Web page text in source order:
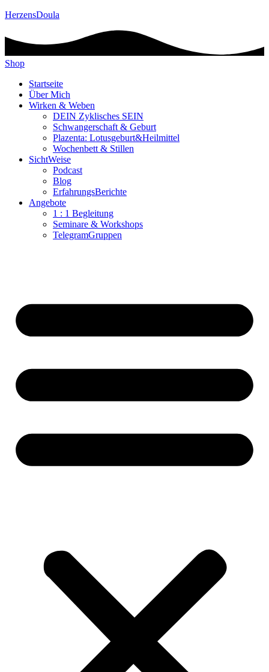
HerzensDoula
Shop
Startseite
Über Mich
Wirken & Weben
DEIN Zyklisches SEIN
Schwangerschaft & Geburt
Plazenta: Lotusgeburt&Heilmittel
Wochenbett & Stillen
SichtWeise
Podcast
Blog
ErfahrungsBerichte
Angebote
1 : 1 Begleitung
Seminare & Workshops
TelegramGruppen